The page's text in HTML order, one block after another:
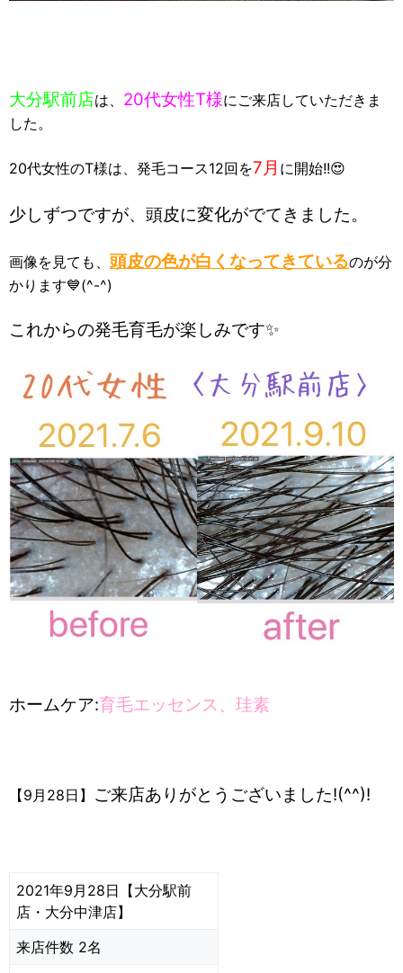
大分駅前店は、 20代女性T様にご来店していただきま
した。
20代女性のT様は、発毛コース12回を7月 に開始!!😍
少しずつですが、頭皮に変化がでてきました。
画像を見ても、 頭皮の色が白くなってきているのが分
かります💙(^-^)
これからの発毛育毛が楽しみです✨
ホームケア:育毛エッセンス、珪素
【9月28日】 ご来店ありがとうございました!(^^)!
2021年9月28日【大分駅前
店・大分中津店】
来店件数 2名